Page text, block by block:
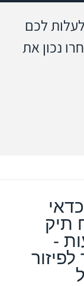
לכם
נכון את
תיק
-